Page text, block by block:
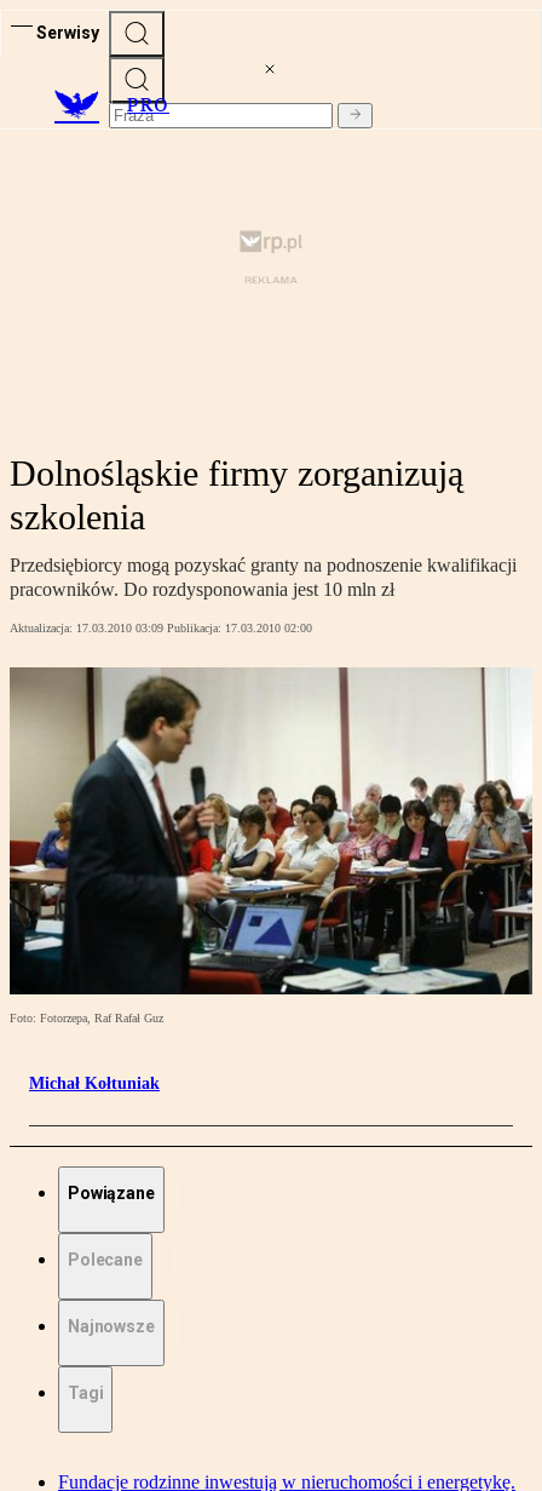
Serwisy
PRO
Dolnośląskie firmy zorganizują
szkolenia
Przedsiębiorcy mogą pozyskać granty na podnoszenie kwalifikacji
pracowników. Do rozdysponowania jest 10 mln zł
Aktualizacja: 17.03.2010 03:09 Publikacja: 17.03.2010 02:00
Foto: Fotorzepa, Raf Rafał Guz
Michał Kołtuniak
Powiązane
Polecane
Najnowsze
Tagi
Fundacje rodzinne inwestują w nieruchomości i energetykę.